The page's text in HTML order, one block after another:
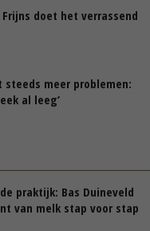
doet het verrassend
steeds meer problemen:
al leeg’
praktijk: Bas Duineveld
van melk stap voor stap